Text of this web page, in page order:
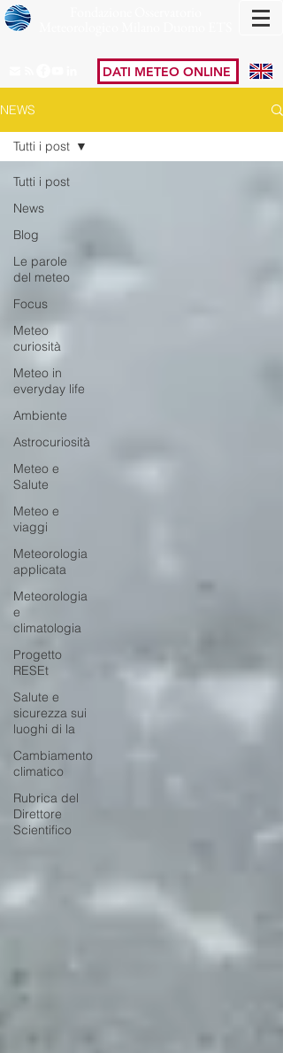
DATI METEO ONLINE
NEWS
Tutti i post
News
Blog
Le parole
del meteo
Focus
Meteo
curiosità
Meteo in
everyday life
Ambiente
Astrocuriosità
Meteo e
Salute
Meteo e
viaggi
Meteorologia
applicata
Meteorologia
e
climatologia
Progetto
RESEt
Salute e
sicurezza sui
luoghi di la
Cambiamento
climatico
Rubrica del
Direttore
Scientifico
Tutti i post